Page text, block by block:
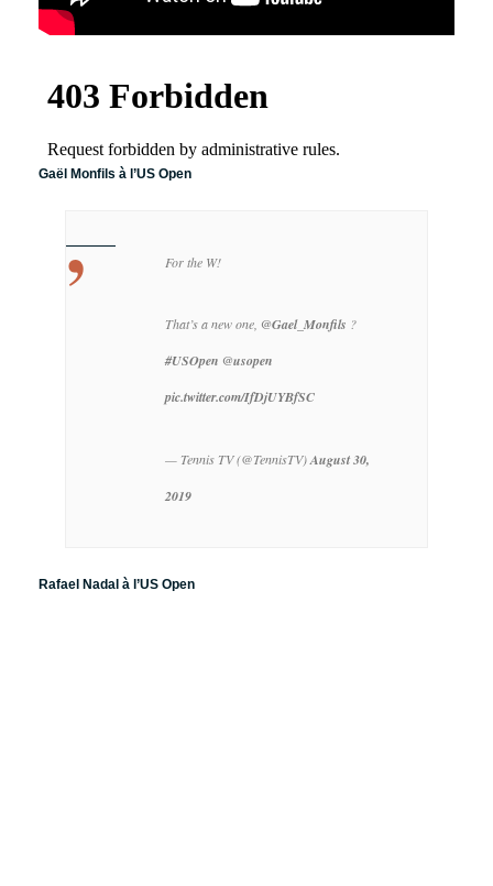
Gaël Monfils à l’US Open
For the W!
That’s a new one, @Gael_Monfils ?
#USOpen @usopen
pic.twitter.com/IfDjUYBfSC
— Tennis TV (@TennisTV)August 30,
2019
Rafael Nadal à l’US Open